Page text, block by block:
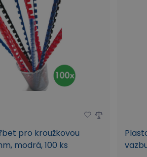
pro kroužkovou
modrá, 100 ks